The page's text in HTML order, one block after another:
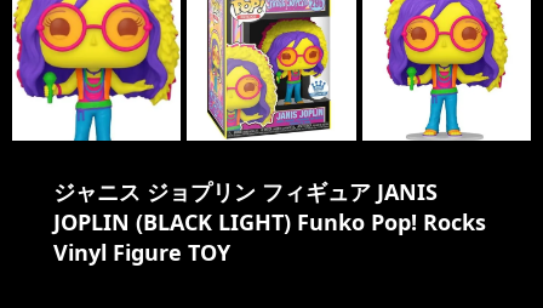
ジャニス ジョプリン フィギュア JANIS
JOPLIN (BLACK LIGHT) Funko Pop! Rocks
Vinyl Figure TOY